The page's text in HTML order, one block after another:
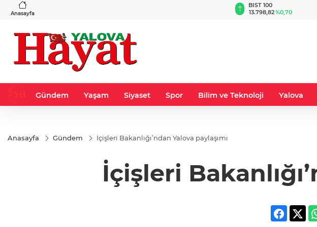
Anasayfa
%-0,22
BIST 100
13.798,82%0,70
Gündem Yaşam Siyaset Spor Bilim ve Teknoloji Yalova
Anasayfa Gündem İçişleri Bakanlığı’ndan Yalova paylaşımı
İçişleri